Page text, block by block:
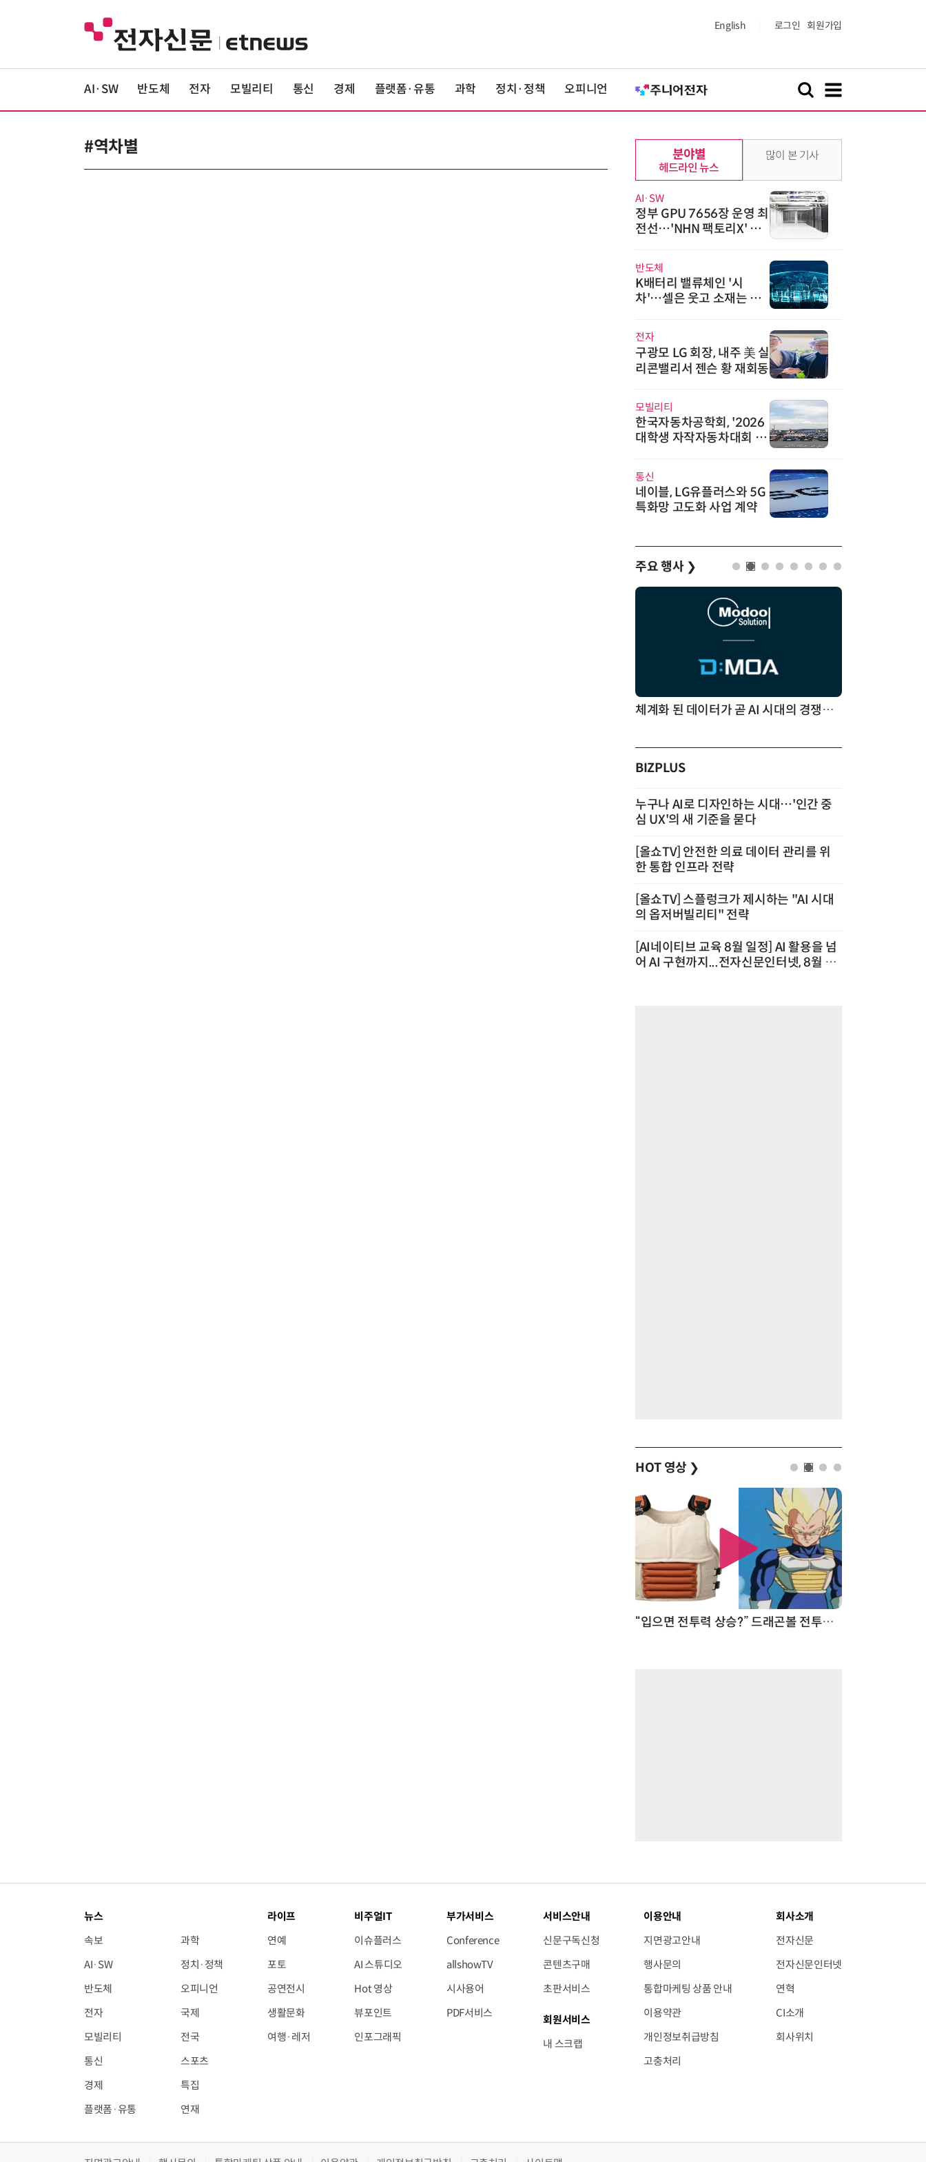
English 로그인 회원가입
AI·SW 반도체 전자 모빌리티 통신 경제 플랫폼·유통 과학 정치·정책 오피니언
#역차별 분야별
헤드라인 뉴스
AI·SW
정부 GPU 7656장 운영 최
전선…'NHN 팩토리X' 가
반도체
K배터리 밸류체인 '시
차'…셀은 웃고 소재는 아
전자
구광모 LG 회장, 내주 美 실
리콘밸리서 젠슨 황 재회동
모빌리티
한국자동차공학회, '2026
대학생 자작자동차대회 포
통신
네이블, LG유플러스와 5G
특화망 고도화 사업 계약
많이 본 기사
주요 행사 ❯
체계화 된 데이터가 곧 AI 시대의 경쟁력이다
BIZPLUS
누구나 AI로 디자인하는 시대…'인간 중
심 UX'의 새 기준을 묻다
[올쇼TV] 안전한 의료 데이터 관리를 위
한 통합 인프라 전략
[올쇼TV] 스플렁크가 제시하는 "AI 시대
의 옵저버빌리티" 전략
[AI네이티브 교육 8월 일정] AI 활용을 넘
어 AI 구현까지...전자신문인터넷, 8월 실
HOT 영상 ❯
“입으면 전투력 상승?” 드래곤볼 전투복 닮은 중량조끼
뉴스
속보
AI·SW
반도체
전자
모빌리티
통신
경제
플랫폼·유통
과학
정치·정책
오피니언
국제
전국
스포츠
특집
연재
라이프
연예
포토
공연전시
생활문화
여행·레저
비주얼IT
이슈플러스
AI 스튜디오
Hot 영상
뷰포인트
인포그래픽
부가서비스
Conference
allshowTV
시사용어
PDF서비스
서비스안내
신문구독신청
콘텐츠구매
초판서비스
회원서비스
내 스크랩
이용안내
지면광고안내
행사문의
통합마케팅 상품 안내
이용약관
개인정보취급방침
고충처리
회사소개
전자신문
전자신문인터넷
연혁
CI소개
회사위치